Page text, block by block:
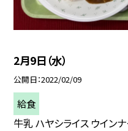
2月9日（水）
公開日 2022/02/09
給食
牛乳 ハヤシライス ウイン